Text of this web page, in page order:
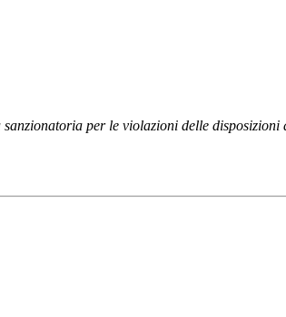
per le violazioni delle